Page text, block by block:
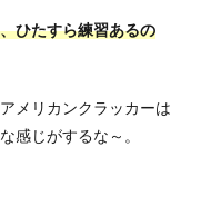
ひたすら練習あるの
メリカンクラッカーは
感じがするな～。